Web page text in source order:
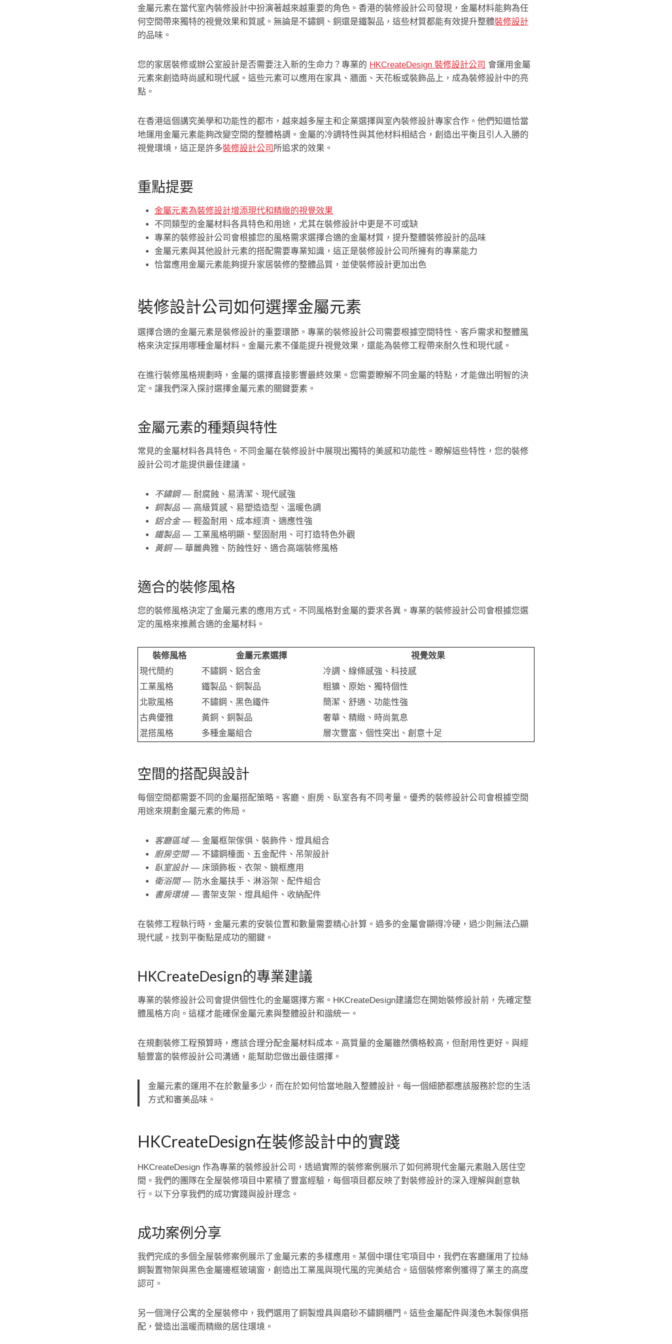
金屬元素在當代室內裝修設計中扮演著越來越重要的角色。香港的裝修設計公司發現，金屬材料能夠為任
何空間帶來獨特的視覺效果和質感。無論是不鏽鋼、銅還是鐵製品，這些材質都能有效提升整體裝修設計
的品味。
您的家居裝修或辦公室設計是否需要注入新的生命力？專業的 HKCreateDesign 裝修設計公司 會運用金屬
元素來創造時尚感和現代感。這些元素可以應用在家具、牆面、天花板或裝飾品上，成為裝修設計中的亮
點。
在香港這個講究美學和功能性的都市，越來越多屋主和企業選擇與室內裝修設計專家合作。他們知道恰當
地運用金屬元素能夠改變空間的整體格調。金屬的冷調特性與其他材料相結合，創造出平衡且引人入勝的
視覺環境，這正是許多裝修設計公司 所追求的效果。
重點提要
金屬元素為裝修設計增添現代和精緻的視覺效果
不同類型的金屬材料各具特色和用途，尤其在裝修設計中更是不可或缺
專業的裝修設計公司會根據您的風格需求選擇合適的金屬材質，提升整體裝修設計的品味
金屬元素與其他設計元素的搭配需要專業知識，這正是裝修設計公司所擁有的專業能力
恰當應用金屬元素能夠提升家居裝修的整體品質，並使裝修設計更加出色
裝修設計公司如何選擇金屬元素
選擇合適的金屬元素是裝修設計的重要環節。專業的裝修設計公司需要根據空間特性、客戶需求和整體風
格來決定採用哪種金屬材料。金屬元素不僅能提升視覺效果，還能為裝修工程帶來耐久性和現代感。
在進行裝修風格規劃時，金屬的選擇直接影響最終效果。您需要瞭解不同金屬的特點，才能做出明智的決
定。讓我們深入探討選擇金屬元素的關鍵要素。
金屬元素的種類與特性
常見的金屬材料各具特色。不同金屬在裝修設計中展現出獨特的美感和功能性。瞭解這些特性，您的裝修
設計公司才能提供最佳建議。
不鏽鋼— 耐腐蝕、易清潔、現代感強
銅製品 — 高級質感、易塑造造型、溫暖色調
鋁合金— 輕盈耐用、成本經濟、適應性強
鐵製品 — 工業風格明顯、堅固耐用、可打造特色外觀
黃銅— 華麗典雅、防蝕性好、適合高端裝修風格
適合的裝修風格
您的裝修風格決定了金屬元素的應用方式。不同風格對金屬的要求各異。專業的裝修設計公司會根據您選
定的風格來推薦合適的金屬材料。
裝修風格 金屬元素選擇
視覺效果
現代簡約
不鏽鋼、鋁合金
冷調、線條感強、科技感
工業風格
鐵製品、銅製品
粗獷、原始、獨特個性
北歐風格
不鏽鋼、黑色鐵件
簡潔、舒適、功能性強
古典優雅
黃銅、銅製品
奢華、精緻、時尚氣息
混搭風格
多種金屬組合 層次豐富、個性突出、創意十足
空間的搭配與設計
每個空間都需要不同的金屬搭配策略。客廳、廚房、臥室各有不同考量。優秀的裝修設計公司會根據空間
用途來規劃金屬元素的佈局。
客廳區域— 金屬框架傢俱、裝飾件、燈具組合
廚房空間— 不鏽鋼檯面、五金配件、吊架設計
臥室設計— 床頭飾板、衣架、鏡框應用
衛浴間— 防水金屬扶手、淋浴架、配件組合
書房環境— 書架支架、燈具組件、收納配件
在裝修工程執行時，金屬元素的安裝位置和數量需要精心計算。過多的金屬會顯得冷硬，過少則無法凸顯
現代感。找到平衡點是成功的關鍵。
HKCreateDesign的專業建議
專業的裝修設計公司會提供個性化的金屬選擇方案。HKCreateDesign建議您在開始裝修設計前，先確定整
體風格方向。這樣才能確保金屬元素與整體設計和諧統一。
在規劃裝修工程預算時，應該合理分配金屬材料成本。高質量的金屬雖然價格較高，但耐用性更好。與經
驗豐富的裝修設計公司溝通，能幫助您做出最佳選擇。
金屬元素的運用不在於數量多少，而在於如何恰當地融入整體設計。每一個細節都應該服務於您的生活
方式和審美品味。
HKCreateDesign在裝修設計中的實踐
HKCreateDesign 作為專業的裝修設計公司，透過實際的裝修案例展示了如何將現代金屬元素融入居住空
間。我們的團隊在全屋裝修項目中累積了豐富經驗，每個項目都反映了對裝修設計的深入理解與創意執
行。以下分享我們的成功實踐與設計理念。
成功案例分享
我們完成的多個全屋裝修案例展示了金屬元素的多樣應用。某個中環住宅項目中，我們在客廳運用了拉絲
鋼製置物架與黑色金屬邊框玻璃窗，創造出工業風與現代風的完美結合。這個裝修案例獲得了業主的高度
認可。
另一個灣仔公寓的全屋裝修中，我們選用了銅製燈具與磨砂不鏽鋼櫃門。這些金屬配件與淺色木製傢俱搭
配，營造出溫暖而精緻的居住環境。